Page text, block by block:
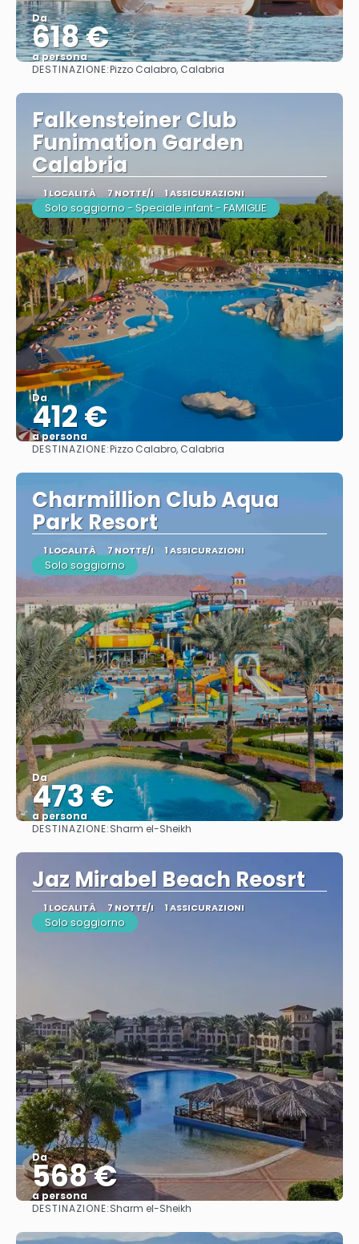
Da
618 €
a persona
Vedere
DESTINAZIONE:Pizzo Calabro, Calabria
Falkensteiner Club
Funimation Garden
Calabria
1 LOCALITÀ 7 NOTTE/I 1 ASSICURAZIONI
Solo soggiorno - Speciale infant - FAMIGLIE
Da
412 €
a persona
Vedere
DESTINAZIONE:Pizzo Calabro, Calabria
Charmillion Club Aqua
Park Resort
1 LOCALITÀ 7 NOTTE/I 1 ASSICURAZIONI
Solo soggiorno
Da
473 €
a persona
Vedere
DESTINAZIONE:Sharm el-Sheikh
Jaz Mirabel Beach Reosrt
1 LOCALITÀ 7 NOTTE/I 1 ASSICURAZIONI
Solo soggiorno
Da
568 €
a persona
Vedere
DESTINAZIONE:Sharm el-Sheikh